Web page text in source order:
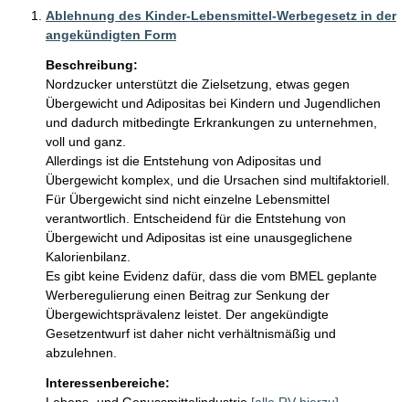
Ablehnung des Kinder-Lebensmittel-Werbegesetz in der
angekündigten Form
Beschreibung:
Nordzucker unterstützt die Zielsetzung, etwas gegen
Übergewicht und Adipositas bei Kindern und Jugendlichen
und dadurch mitbedingte Erkrankungen zu unternehmen,
voll und ganz.
Allerdings ist die Entstehung von Adipositas und
Übergewicht komplex, und die Ursachen sind multifaktoriell.
Für Übergewicht sind nicht einzelne Lebensmittel
verantwortlich. Entscheidend für die Entstehung von
Übergewicht und Adipositas ist eine unausgeglichene
Kalorienbilanz.
Es gibt keine Evidenz dafür, dass die vom BMEL geplante
Werberegulierung einen Beitrag zur Senkung der
Übergewichtsprävalenz leistet. Der angekündigte
Gesetzentwurf ist daher nicht verhältnismäßig und
Interessenbereiche: